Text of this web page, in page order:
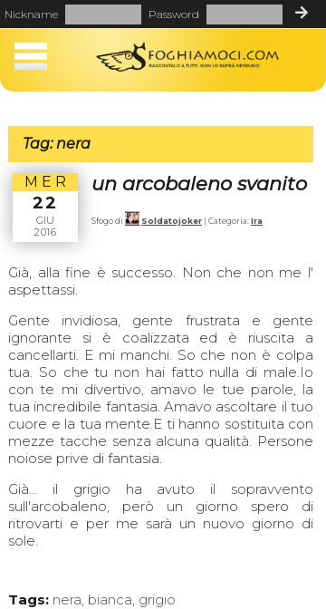
Nickname Password
Tag: nera
MER
22
GIU
2016
un arcobaleno svanito
Sfogo di Soldatojoker | Categoria:Ira
Già, alla fine è successo. Non che non me l'
aspettassi.
Gente invidiosa, gente frustrata e gente
ignorante si è coalizzata ed è riuscita a
cancellarti. E mi manchi. So che non è colpa
tua. So che tu non hai fatto nulla di male.Io
con te mi divertivo, amavo le tue parole, la
tua incredibile fantasia. Amavo ascoltare il tuo
cuore e la tua mente.E ti hanno sostituita con
mezze tacche senza alcuna qualità. Persone
noiose prive di fantasia.
Già... il grigio ha avuto il sopravvento
sull'arcobaleno, però un giorno spero di
ritrovarti e per me sarà un nuovo giorno di
sole.
Tags: nera, bianca, grigio